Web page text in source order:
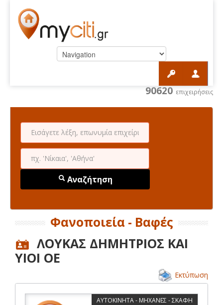
90620 επιχειρήσεις
Αναζήτηση
Φανοποιεία - Βαφές
ΛΟΥΚΑΣ ΔΗΜΗΤΡΙΟΣ ΚΑΙ
ΥΙΟΙ ΟΕ
Εκτύπωση
ΑΥΤΟΚΙΝΗΤΑ - ΜΗΧΑΝΕΣ - ΣΚΑΦΗ